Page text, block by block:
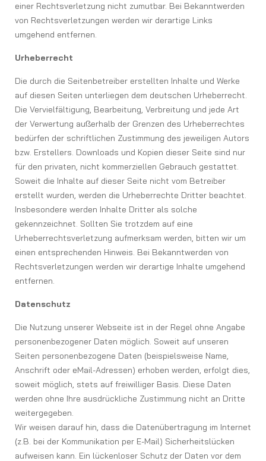
einer Rechtsverletzung nicht zumutbar. Bei Bekanntwerden
von Rechtsverletzungen werden wir derartige Links
umgehend entfernen.
Urheberrecht
Die durch die Seitenbetreiber erstellten Inhalte und Werke
auf diesen Seiten unterliegen dem deutschen Urheberrecht.
Die Vervielfältigung, Bearbeitung, Verbreitung und jede Art
der Verwertung außerhalb der Grenzen des Urheberrechtes
bedürfen der schriftlichen Zustimmung des jeweiligen Autors
bzw. Erstellers. Downloads und Kopien dieser Seite sind nur
für den privaten, nicht kommerziellen Gebrauch gestattet.
Soweit die Inhalte auf dieser Seite nicht vom Betreiber
erstellt wurden, werden die Urheberrechte Dritter beachtet.
Insbesondere werden Inhalte Dritter als solche
gekennzeichnet. Sollten Sie trotzdem auf eine
Urheberrechtsverletzung aufmerksam werden, bitten wir um
einen entsprechenden Hinweis. Bei Bekanntwerden von
Rechtsverletzungen werden wir derartige Inhalte umgehend
entfernen.
Datenschutz
Die Nutzung unserer Webseite ist in der Regel ohne Angabe
personenbezogener Daten möglich. Soweit auf unseren
Seiten personenbezogene Daten (beispielsweise Name,
Anschrift oder eMail-Adressen) erhoben werden, erfolgt dies,
soweit möglich, stets auf freiwilliger Basis. Diese Daten
werden ohne Ihre ausdrückliche Zustimmung nicht an Dritte
weitergegeben.
Wir weisen darauf hin, dass die Datenübertragung im Internet
(z.B. bei der Kommunikation per E-Mail) Sicherheitslücken
aufweisen kann. Ein lückenloser Schutz der Daten vor dem